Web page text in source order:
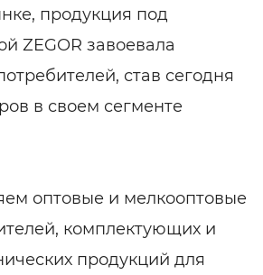
продукция под
ZEGOR завоевала
став сегодня
в своем сегменте
оптовые и мелкооптовые
комплектующих и
продукций для